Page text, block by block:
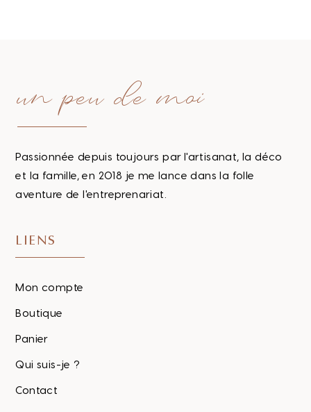
un peu de moi
Passionnée depuis toujours par l'artisanat, la déco
et la famille, en 2018 je me lance dans la folle
aventure de l'entreprenariat.
LIENS
Mon compte
Boutique
Panier
Qui suis-je ?
Contact